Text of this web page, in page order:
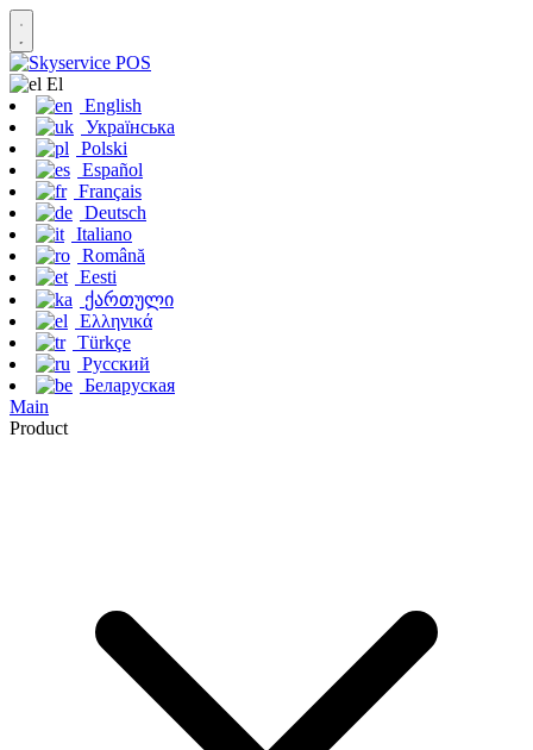
Εl
English
Українська
Polski
Español
Français
Deutsch
Italiano
Română
Eesti
ქართული
Ελληνικά
Türkçe
Русский
Беларуская
Main
Product